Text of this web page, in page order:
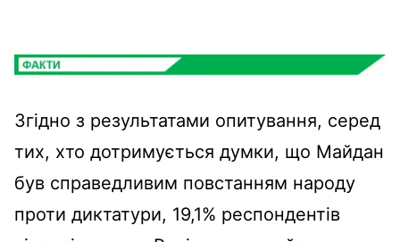
Згідно з результатами опитування, серед
тих, хто дотримується думки, що Майдан
був справедливим повстанням народу
проти диктатури, 19,1% респондентів